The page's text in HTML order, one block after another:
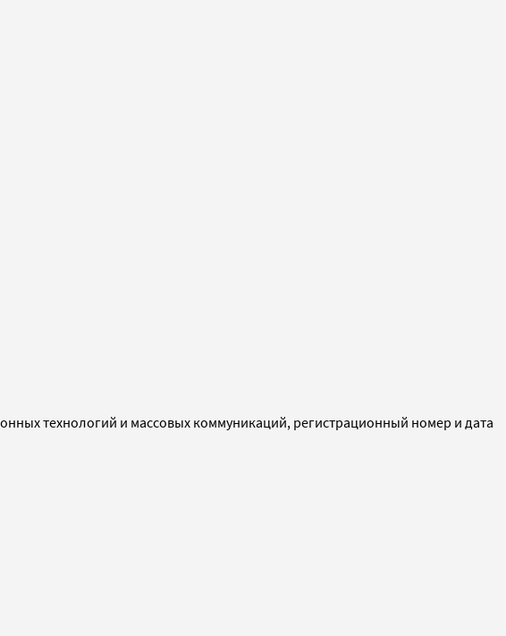
технологий и массовых коммуникаций, регистрационный номер и дата